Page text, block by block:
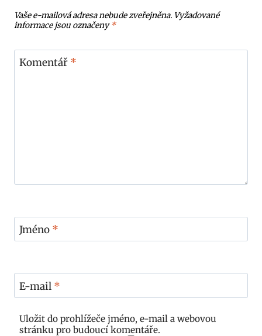
Vaše e-mailová adresa nebude zveřejněna. Vyžadované
informace jsou označeny*
Komentář *
Jméno *
E-mail *
Uložit do prohlížeče jméno, e-mail a webovou
stránku pro budoucí komentáře.